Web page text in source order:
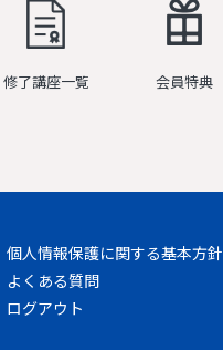
修了講座一覧 会員特典
個人情報保護に関する基本方針
よくある質問
ログアウト